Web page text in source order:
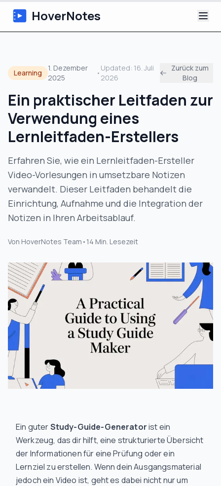
HoverNotes
Extension
KI-Video-Notizen
Tutorials
Über uns
Blog
Learning
1. Dezember
2025
•
Updated: 16. Juli
2026
Zurück zum
Blog
Ein praktischer Leitfaden zur
Verwendung eines
Lernleitfaden-Erstellers
Erfahren Sie, wie ein Lernleitfaden-Ersteller
Video-Vorlesungen in umsetzbare Notizen
verwandelt. Dieser Leitfaden behandelt die
Einrichtung, Aufnahme und die Integration der
Notizen in Ihren Arbeitsablauf.
Von HoverNotes Team • 14 Min. Lesezeit
Ein guterStudy-Guide-Generatorist ein
Werkzeug, das dir hilft, eine strukturierte Übersicht
der Informationen für eine Prüfung oder ein
Lernziel zu erstellen. Wenn dein Ausgangsmaterial
jedoch ein Video ist, geht es dabei nicht nur um